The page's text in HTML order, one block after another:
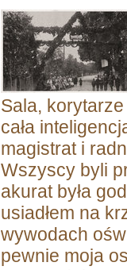
Sala, korytarze
cała
magistrat i
Wszyscy byli
akurat była
usiadłem na
wywodach
pewnie moja